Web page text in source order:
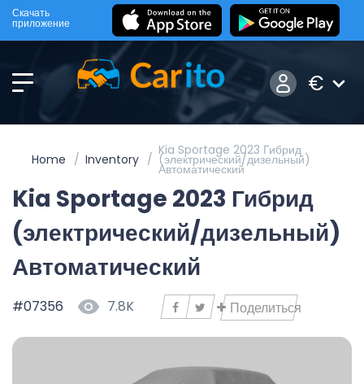
Скачать
приложение
€
Home Inventory
Kia Sportage 2023 Гибрид
(электрический/дизельный)
Автоматический
Kia Sportage 2023 Гибрид
(электрический/дизельный)
Автоматический
#07356 7.8K Поделиться